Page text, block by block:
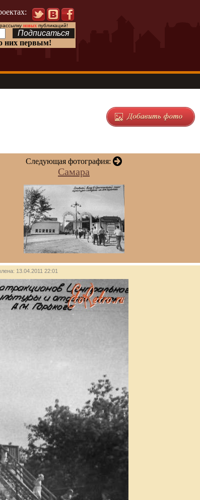
новыхпубликаций!
них первым!
Следующая фотография:
Самара
13.04.2011 22:01